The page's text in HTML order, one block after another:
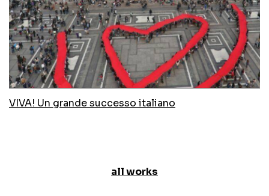
VIVA! Un grande successo italiano
all works